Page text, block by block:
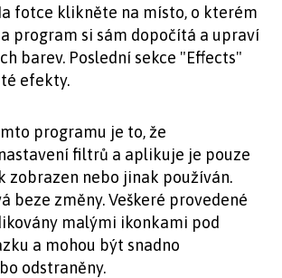
fotce klikněte na místo, o kterém
program si sám dopočítá a upraví
barev. Poslední sekce "Effects"
efekty.
programu je to, že
filtrů a aplikuje je pouze
zobrazen nebo jinak používán.
beze změny. Veškeré provedené
malými ikonkami pod
a mohou být snadno
odstraněny.